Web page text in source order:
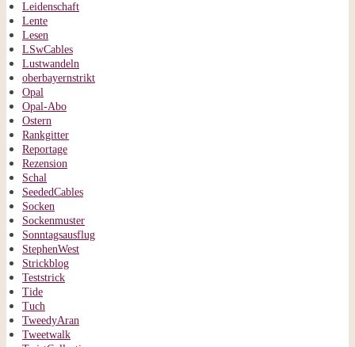
Leidenschaft
Lente
Lesen
LSwCables
Lustwandeln
oberbayernstrikt
Opal
Opal-Abo
Ostern
Rankgitter
Reportage
Rezension
Schal
SeededCables
Socken
Sockenmuster
Sonntagsausflug
StephenWest
Strickblog
Teststrick
Tide
Tuch
TweedyAran
Tweetwalk